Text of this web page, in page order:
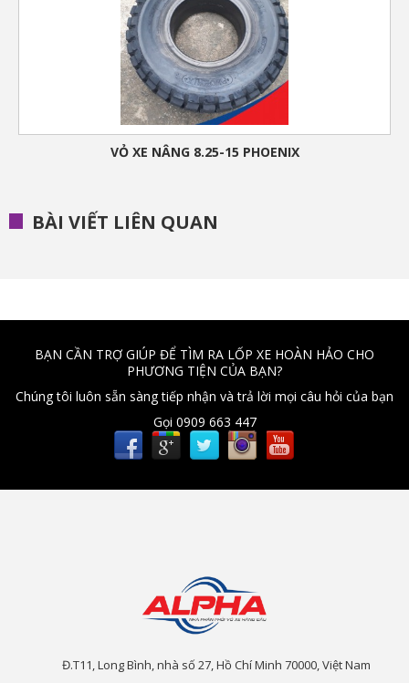
VỎ XE NÂNG 8.25-15 PHOENIX
BÀI VIẾT LIÊN QUAN
BẠN CẦN TRỢ GIÚP ĐỂ TÌM RA LỐP XE HOÀN HẢO CHO
PHƯƠNG TIỆN CỦA BẠN?
Chúng tôi luôn sẵn sàng tiếp nhận và trả lời mọi câu hỏi của bạn
Gọi 0909 663 447
Đ.T11, Long Bình, nhà số 27, Hồ Chí Minh 70000, Việt Nam